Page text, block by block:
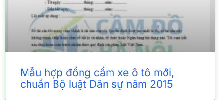
Mẫu hợp đồng cầm xe ô tô mới,
chuẩn Bộ luật Dân sự năm 2015